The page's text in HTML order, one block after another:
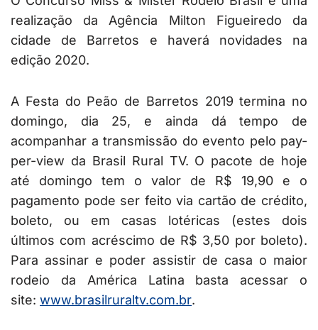
realização da Agência Milton Figueiredo da
cidade de Barretos e haverá novidades na
edição 2020.
A Festa do Peão de Barretos 2019 termina no
domingo, dia 25, e ainda dá tempo de
acompanhar a transmissão do evento pelo pay-
per-view da Brasil Rural TV. O pacote de hoje
até domingo tem o valor de R$ 19,90 e o
pagamento pode ser feito via cartão de crédito,
boleto, ou em casas lotéricas (estes dois
últimos com acréscimo de R$ 3,50 por boleto).
Para assinar e poder assistir de casa o maior
rodeio da América Latina basta acessar o
site: www.brasilruraltv.com.br.